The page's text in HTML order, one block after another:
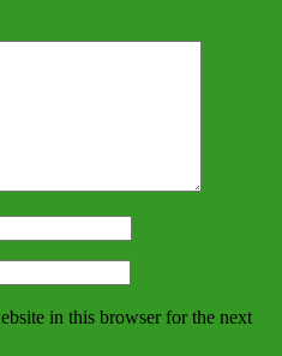
in this browser for the next